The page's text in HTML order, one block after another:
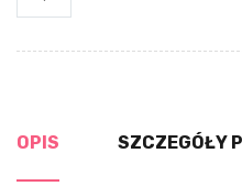
OPIS SZCZEGÓŁY